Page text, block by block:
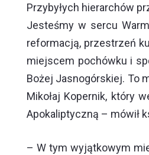
Przybyłych hierarchów
Jesteśmy w sercu
reformacją, przestrzeń
miejscem pochówku i
Bożej Jasnogórskiej. To
Mikołaj Kopernik, który
Apokaliptyczną – mówił
– W tym wyjątkowym